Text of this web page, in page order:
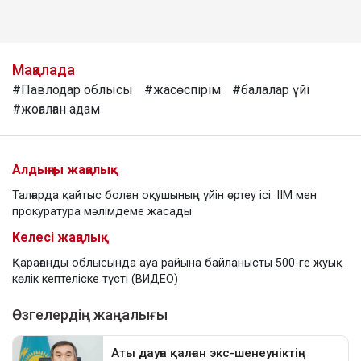
Мақалада
#Павлодар облысы #жасөспірім
#балалар үйі
#жоғалған адам
Алдыңғы жаңалық
Талғарда қайтыс болған оқушының үйін өртеу ісі: ІІМ мен
прокуратура мәлімдеме жасады
Келесі жаңалық
Қарағанды облысында ауа райына байланысты 500-ге жуық
көлік кептеліске түсті (ВИДЕО)